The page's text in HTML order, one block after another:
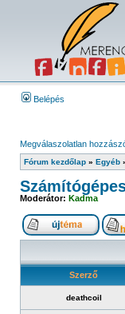
Belépés
Megválaszolatlan
Fórum kezdőlap » Egyéb
Moderátor: Kadma
Szerző
deathcoil